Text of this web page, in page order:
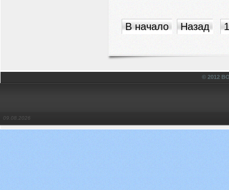
В начало Назад
© 2012
09.08.2026